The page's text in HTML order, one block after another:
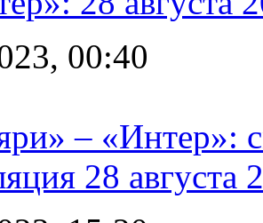
00:40
– «Интер»:
28 августа